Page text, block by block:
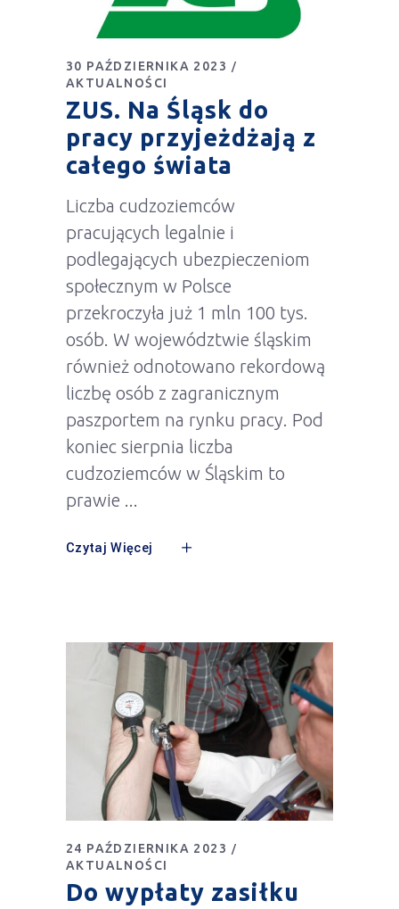
30 PAŹDZIERNIKA 2023
AKTUALNOŚCI
ZUS. Na Śląsk do
pracy przyjeżdżają z
całego świata
Liczba cudzoziemców
pracujących legalnie i
podlegających ubezpieczeniom
społecznym w Polsce
przekroczyła już 1 mln 100 tys.
osób. W województwie śląskim
również odnotowano rekordową
liczbę osób z zagranicznym
paszportem na rynku pracy. Pod
koniec sierpnia liczba
cudzoziemców w Śląskim to
prawie
Czytaj Więcej
24 PAŹDZIERNIKA 2023
AKTUALNOŚCI
Do wypłaty zasiłku